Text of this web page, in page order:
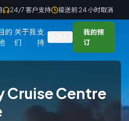
24/7 客户支持 接送前 24 小时取消
的 关于我
们
支
持
我的预
订
Cruise Centre